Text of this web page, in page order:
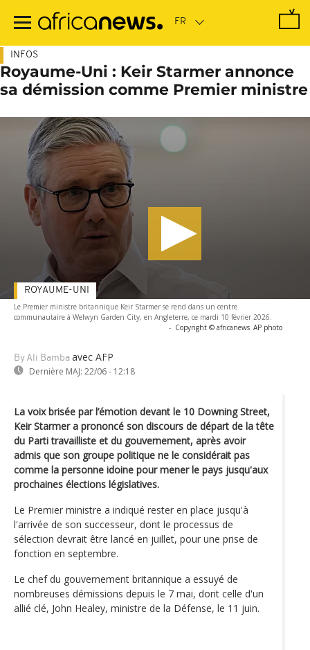
contenu
INFOS
Royaume-Uni : Keir Starmer annonce
sa démission comme Premier ministre
Le Premier ministre britannique Keir Starmer se rend dans un centre
communautaire à Welwyn Garden City, en Angleterre, ce mardi 10 février 2026.
- Copyright © africanews AP photo
By Ali Bamba avec AFP
Dernière MAJ: 22/06 - 12:18
ROYAUME-UNI
La voix brisée par l’émotion devant le 10 Downing Street,
Keir Starmer a prononcé son discours de départ de la tête
du Parti travailliste et du gouvernement, après avoir
admis que son groupe politique ne le considérait pas
comme la personne idoine pour mener le pays jusqu'aux
prochaines élections législatives.
Le Premier ministre a indiqué rester en place jusqu'à
l'arrivée de son successeur, dont le processus de
sélection devrait être lancé en juillet, pour une prise de
fonction en septembre.
Le chef du gouvernement britannique a essuyé de
nombreuses démissions depuis le 7 mai, dont celle d'un
allié clé, John Healey, ministre de la Défense, le 11 juin.